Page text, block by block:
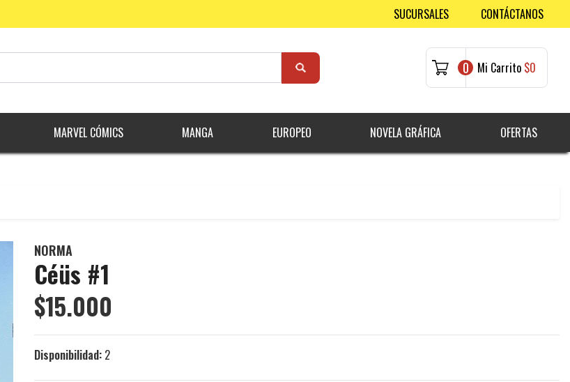
SUCURSALES CONTÁCTANOS
0 Mi Carrito $0
MARVEL CÓMICS MANGA EUROPEO NOVELA GRÁFICA OFERTAS
NORMA
Céüs #1
$15.000
Disponibilidad: 2